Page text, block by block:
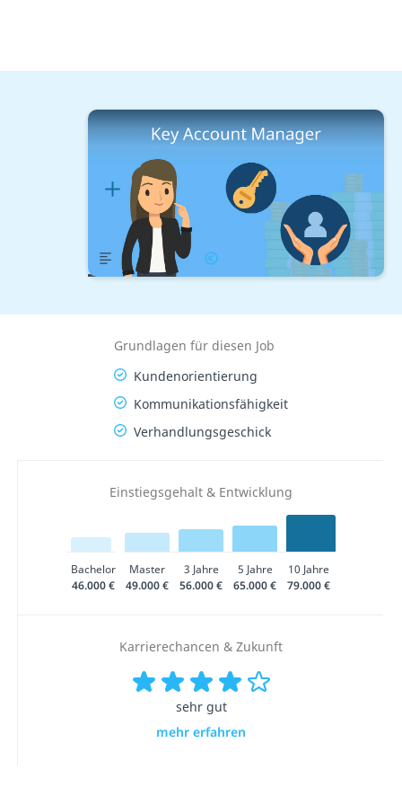
Berufe mit Studium Management
Key Account Manager
Lernplan
Übersicht Gehalt
Grundlagen für diesen Job
Kundenorientierung
Kommunikationsfähigkeit
Verhandlungsgeschick
Einstiegsgehalt & Entwicklung
Bachelor Master 3 Jahre 5 Jahre
10 Jahre
46.000 €
49.000 € 56.000 € 65.000 € 79.000 €
Karrierechancen & Zukunft
sehr gut
mehr erfahren